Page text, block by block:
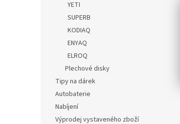
YETI
SUPERB
KODIAQ
ENYAQ
ELROQ
Plechové disky
Tipy na dárek
Autobaterie
Nabíjení
Výprodej vystaveného zboží